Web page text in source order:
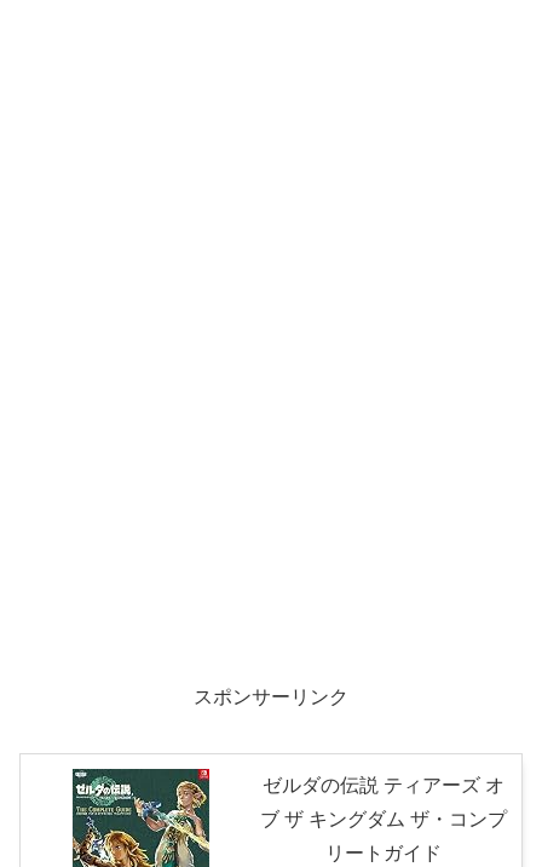
スポンサーリンク
ゼルダの伝説 ティアーズ オ
ブ ザ キングダム ザ・コンプ
リートガイド